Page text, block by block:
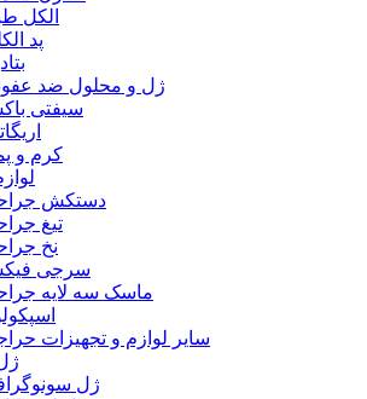
الکل
پد
ژل و محلول ضد
سیفتی
کرم و
دستکش
تیغ
نخ
سرجی
ماسک سه لایه
سایر لوازم و تجهیزات
ژل